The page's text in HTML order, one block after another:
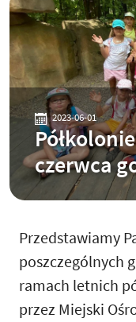
2023-06-01
czerwca
Przedstawiamy
poszczególnych
ramach letnich
przez Miejski